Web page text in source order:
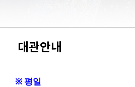
대관안내
※ 평일